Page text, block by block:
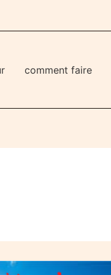
comment faire